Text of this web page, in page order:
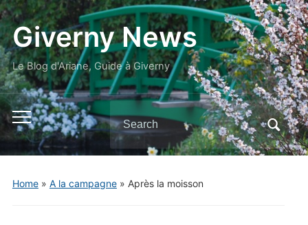
Giverny News
Le Blog d'Ariane, Guide à Giverny
Toggle
mobile
menu
Search
for:
Home» A la campagne» Après la moisson